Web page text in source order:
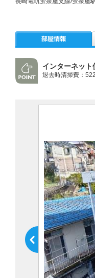
インターネッ
退去時清掃費：